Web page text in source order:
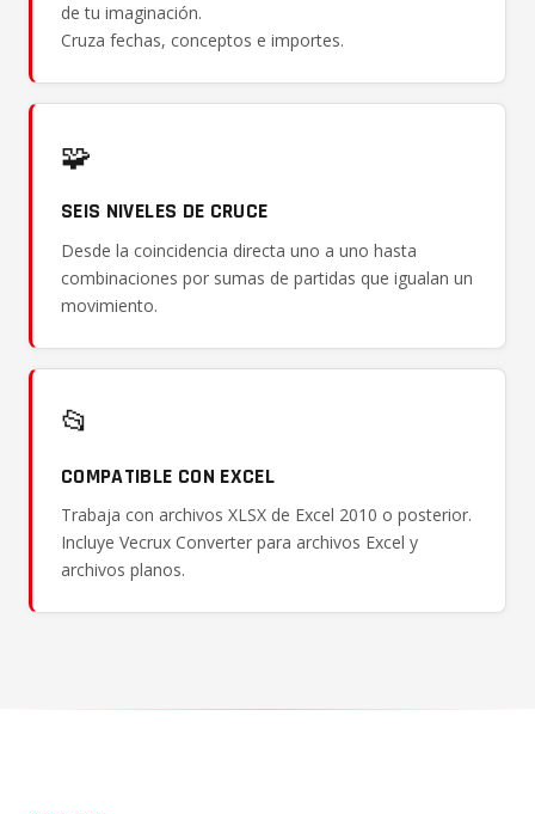
de tu imaginación.
Cruza fechas, conceptos e importes.
🧩
SEIS NIVELES DE CRUCE
Desde la coincidencia directa uno a uno hasta
combinaciones por sumas de partidas que igualan un
movimiento.
📂
COMPATIBLE CON EXCEL
Trabaja con archivos XLSX de Excel 2010 o posterior.
Incluye Vecrux Converter para archivos Excel y
archivos planos.